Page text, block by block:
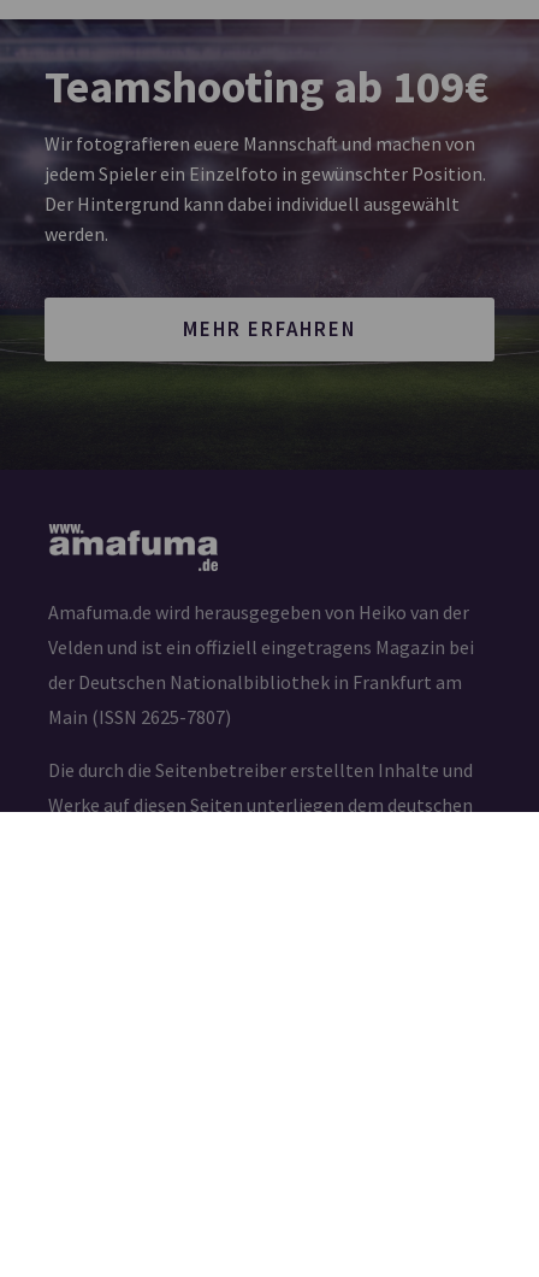
Teamshooting ab 109€
Wir fotografieren euere Mannschaft und machen von
jedem Spieler ein Einzelfoto in gewünschter Position.
Der Hintergrund kann dabei individuell ausgewählt
werden.
MEHR ERFAHREN
Amafuma.de wird herausgegeben von Heiko van der
Velden und ist ein offiziell eingetragens Magazin bei
der Deutschen Nationalbibliothek in Frankfurt am
Main (ISSN 2625-7807)
Die durch die Seitenbetreiber erstellten Inhalte und
Werke auf diesen Seiten unterliegen dem deutschen